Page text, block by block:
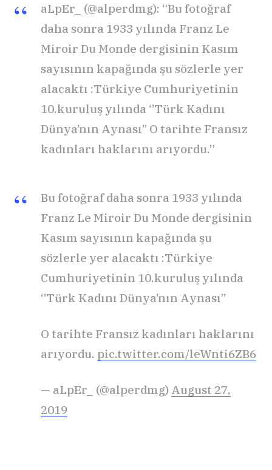
aLpEr_ (@alperdmg): “Bu fotoğraf
daha sonra 1933 yılında Franz Le
Miroir Du Monde dergisinin Kasım
sayısının kapağında şu sözlerle yer
alacaktı :Türkiye Cumhuriyetinin
10.kuruluş yılında ‘’Türk Kadını
Dünya’nın Aynası’’ O tarihte Fransız
kadınları haklarını arıyordu.”
Bu fotoğraf daha sonra 1933 yılında
Franz Le Miroir Du Monde dergisinin
Kasım sayısının kapağında şu
sözlerle yer alacaktı :Türkiye
Cumhuriyetinin 10.kuruluş yılında
‘’Türk Kadını Dünya’nın Aynası’’
O tarihte Fransız kadınları haklarını
arıyordu. pic.twitter.com/leWnti6ZB6
— aLpEr_ (@alperdmg) August 27,
2019